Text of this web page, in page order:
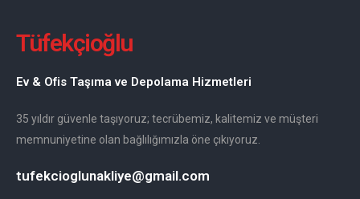
Tüfekçioğlu
Ev & Ofis Taşıma ve Depolama Hizmetleri
35 yıldır güvenle taşıyoruz; tecrübemiz, kalitemiz ve müşteri
memnuniyetine olan bağlılığımızla öne çıkıyoruz.
tufekcioglunakliye@gmail.com